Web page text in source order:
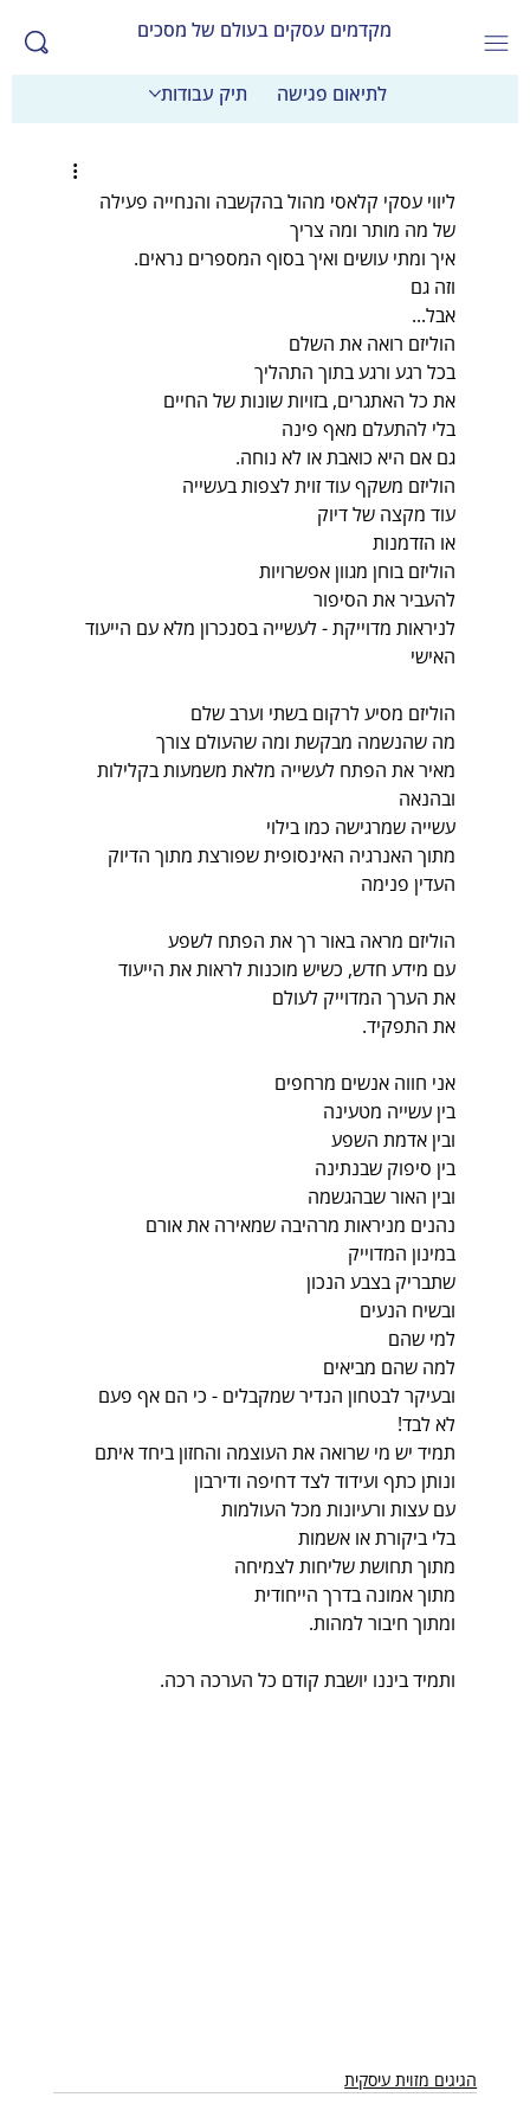
מקדמים עסקים בעולם של מסכים
לתיאום פגישה תיק עבודות
ליווי עסקי קלאסי מהול בהקשבה והנחייה פעילה
של מה מותר ומה צריך
איך ומתי עושים ואיך בסוף המספרים נראים.
וזה גם
אבל...
הוליזם רואה את השלם
בכל רגע ורגע בתוך התהליך
את כל האתגרים, בזויות שונות של החיים
בלי להתעלם מאף פינה
גם אם היא כואבת או לא נוחה.
הוליזם משקף עוד זוית לצפות בעשייה
עוד מקצה של דיוק
או הזדמנות
הוליזם בוחן מגוון אפשרויות
להעביר את הסיפור
לניראות מדוייקת - לעשייה בסנכרון מלא עם הייעוד
האישי
הוליזם מסיע לרקום בשתי וערב שלם
מה שהנשמה מבקשת ומה שהעולם צורך
מאיר את הפתח לעשייה מלאת משמעות בקלילות
ובהנאה
עשייה שמרגישה כמו בילוי
מתוך האנרגיה האינסופית שפורצת מתוך הדיוק
העדין פנימה
הוליזם מראה באור רך את הפתח לשפע
עם מידע חדש, כשיש מוכנות לראות את הייעוד
את הערך המדוייק לעולם
את התפקיד.
אני חווה אנשים מרחפים
בין עשייה מטעינה
ובין אדמת השפע
בין סיפוק שבנתינה
ובין האור שבהגשמה
נהנים מניראות מרהיבה שמאירה את אורם
במינון המדוייק
שתבריק בצבע הנכון
ובשיח הנעים
למי שהם
למה שהם מביאים
ובעיקר לבטחון הנדיר שמקבלים - כי הם אף פעם
לא לבד!
תמיד יש מי שרואה את העוצמה והחזון ביחד איתם
ונותן כתף ועידוד לצד דחיפה ודירבון
עם עצות ורעיונות מכל העולמות
בלי ביקורת או אשמות
מתוך תחושת שליחות לצמיחה
מתוך אמונה בדרך הייחודית
ומתוך חיבור למהות.
ותמיד ביננו יושבת קודם כל הערכה רכה.
הגיגים מזוית עיסקית